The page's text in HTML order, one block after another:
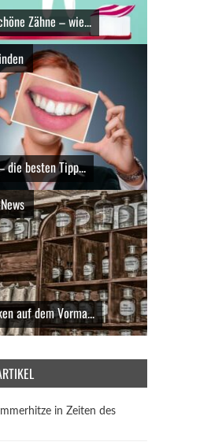
Zähne – wie...
die besten Tipp...
auf dem Vorma...
in Zeiten des